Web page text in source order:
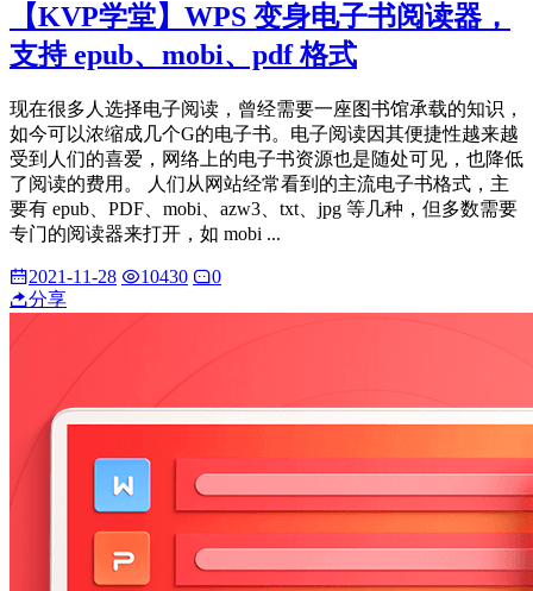
【KVP学堂】WPS 变身电子书阅读器，
支持 epub、mobi、pdf 格式
现在很多人选择电子阅读，曾经需要一座图书馆承载的知识，
如今可以浓缩成几个G的电子书。电子阅读因其便捷性越来越
受到人们的喜爱，网络上的电子书资源也是随处可见，也降低
了阅读的费用。 人们从网站经常看到的主流电子书格式，主
要有 epub、PDF、mobi、azw3、txt、jpg 等几种，但多数需要
专门的阅读器来打开，如 mobi ...
2021-11-28 10430
0
分享